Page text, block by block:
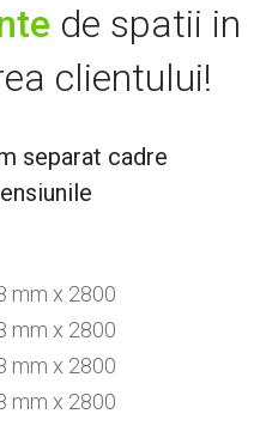
de spatii in
clientului!
separat cadre
mm x 2800
mm x 2800
mm x 2800
mm x 2800